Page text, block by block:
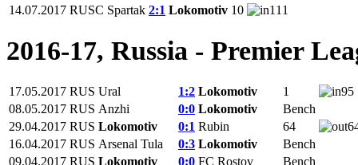
14.07.2017 RUSC Spartak 2:1 Lokomotiv 10 111
2016-17, Russia - Premier
17.05.2017 RUS Ural 1:2 Lokomotiv 1
95
08.05.2017 RUS Anzhi 0:0 Lokomotiv
Bench
29.04.2017 RUS Lokomotiv 0:1 Rubin 64
16.04.2017 RUS Arsenal Tula 0:3 Lokomotiv
Bench
09.04.2017 RUS Lokomotiv 0:0 FC Rostov Bench